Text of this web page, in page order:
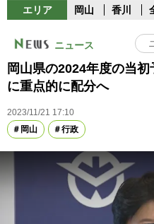
エリア 岡山 香川
ニュース
岡山県の2024年度の当
に重点的に配分へ
2023/11/21 17:10
岡山
行政